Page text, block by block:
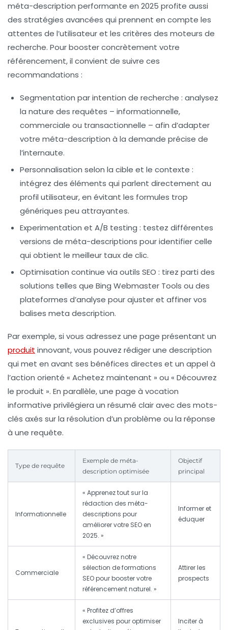
méta-description performante en 2025 profite aussi
des stratégies avancées qui prennent en compte les
attentes de l’utilisateur et les critères des moteurs de
recherche. Pour booster concrètement votre
référencement, il convient de suivre ces
recommandations :
Segmentation par intention de recherche : analysez
la nature des requêtes – informationnelle,
commerciale ou transactionnelle – afin d’adapter
votre méta-description à la demande précise de
l’internaute.
Personnalisation selon la cible et le contexte :
intégrez des éléments qui parlent directement au
profil utilisateur, en évitant les formules trop
génériques peu attrayantes.
Experimentation et A/B testing : testez différentes
versions de méta-descriptions pour identifier celle
qui obtient le meilleur taux de clic.
Optimisation continue via outils SEO : tirez parti des
solutions telles que Bing Webmaster Tools ou des
plateformes d’analyse pour ajuster et affiner vos
balises meta description.
Par exemple, si vous adressez une page présentant un
produit innovant, vous pouvez rédiger une description
qui met en avant ses bénéfices directes et un appel à
l’action orienté « Achetez maintenant » ou « Découvrez
le produit ». En parallèle, une page à vocation
informative privilégiera un résumé clair avec des mots-
clés axés sur la résolution d’un problème ou la réponse
à une requête.
Type de requête
Exemple de méta-
description optimisée
Objectif
principal
Informationnelle
« Apprenez tout sur la
rédaction des méta-
descriptions pour
améliorer votre SEO en
2025. »
Informer et
éduquer
Commerciale
« Découvrez notre
sélection de formations
SEO pour booster votre
référencement naturel. »
Attirer les
prospects
« Profitez d’offres
exclusives pour optimiser
Inciter à